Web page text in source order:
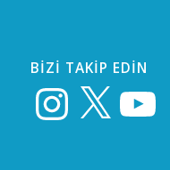
BIZI TAKIP EDIN
Instagram YouTube